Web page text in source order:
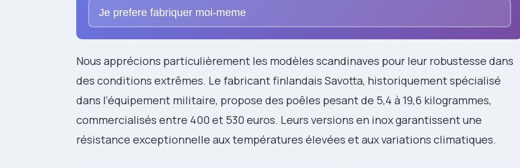
Je prefere fabriquer moi-meme
Nous apprécions particulièrement les modèles scandinaves pour leur robustesse dans
des conditions extrêmes. Le fabricant finlandais Savotta, historiquement spécialisé
dans l’équipement militaire, propose des poêles pesant de 5,4 à 19,6 kilogrammes,
commercialisés entre 400 et 530 euros. Leurs versions en inox garantissent une
résistance exceptionnelle aux températures élevées et aux variations climatiques.